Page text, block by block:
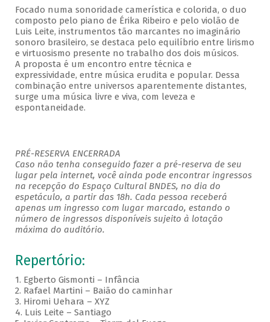
Focado numa sonoridade camerística e colorida, o duo
composto pelo piano de Érika Ribeiro e pelo violão de
Luis Leite, instrumentos tão marcantes no imaginário
sonoro brasileiro, se destaca pelo equilíbrio entre lirismo
e virtuosismo presente no trabalho dos dois músicos.
A proposta é um encontro entre técnica e
expressividade, entre música erudita e popular. Dessa
combinação entre universos aparentemente distantes,
surge uma música livre e viva, com leveza e
espontaneidade.
PRÉ-RESERVA ENCERRADA
Caso não tenha conseguido fazer a pré-reserva de seu
lugar pela internet, você ainda pode encontrar ingressos
na recepção do Espaço Cultural BNDES, no dia do
espetáculo, a partir das 18h. Cada pessoa receberá
apenas um ingresso com lugar marcado, estando o
número de ingressos disponíveis sujeito à lotação
máxima do auditório.
Repertório:
1. Egberto Gismonti – Infância
2. Rafael Martini – Baião do caminhar
3. Hiromi Uehara – XYZ
4. Luis Leite – Santiago